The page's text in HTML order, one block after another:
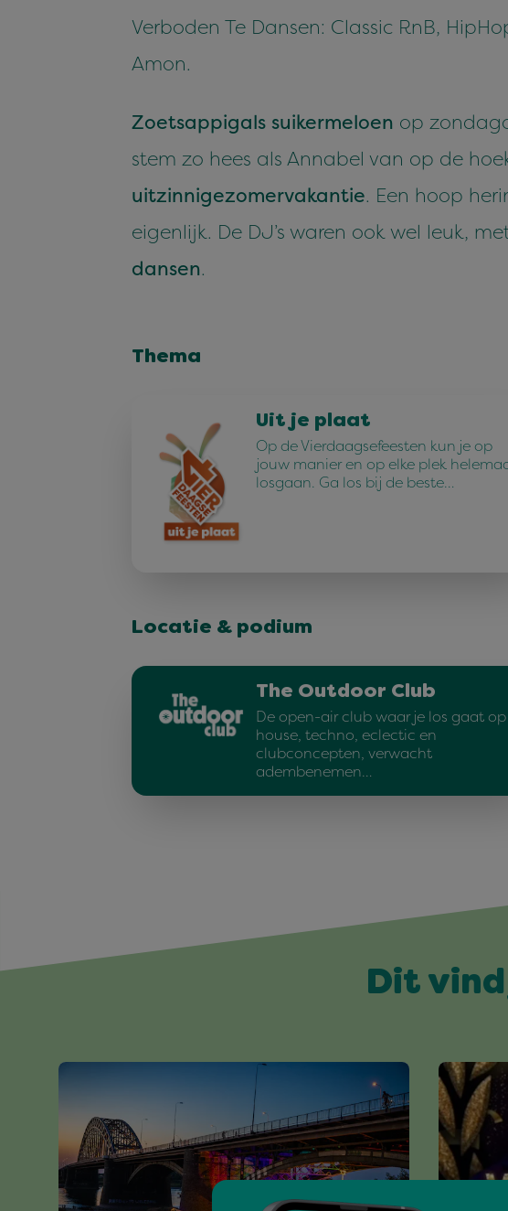
Verboden Te Dansen: Classic RnB,
Amon.
Zoetsappigals suikermeloen op
stem zo hees als Annabel van op de
uitzinnigezomervakantie. Een hoop
eigenlijk. De DJ’s waren ook wel leuk,
dansen.
Thema
Uit je plaat
Op de Vierdaagsefeesten kun je op
jouw manier en op elke plek
losgaan. Ga los bij de beste…
Locatie & podium
The Outdoor Club
De open-air club waar je los gaat op
house, techno, eclectic en
clubconcepten, verwacht
adembenemen…
Dit